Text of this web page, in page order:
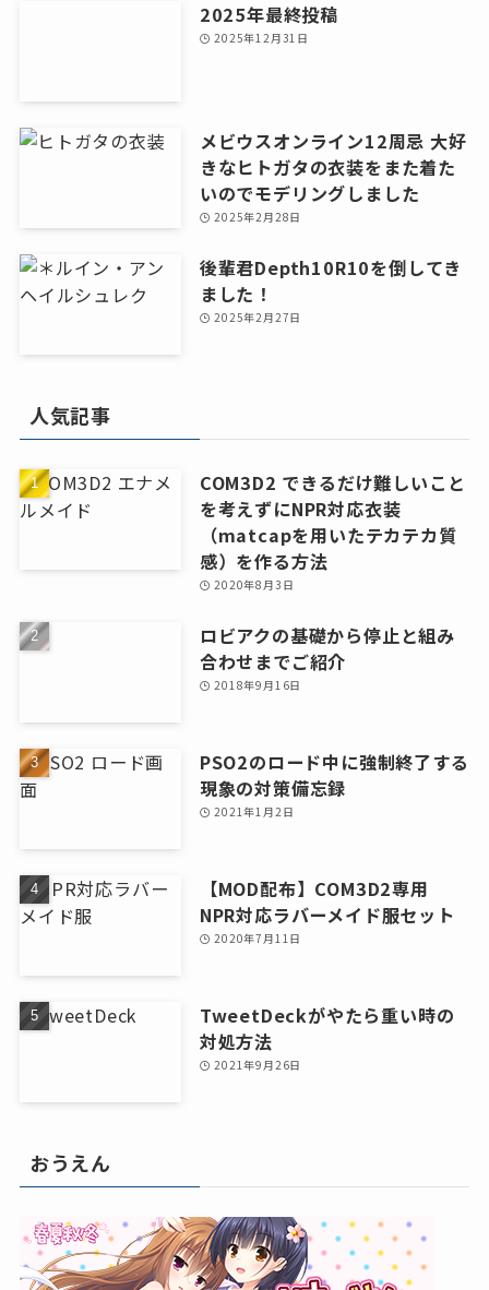
2025年最終投稿
2025年12月31日
メビウスオンライン12周忌 大好
きなヒトガタの衣装をまた着た
いのでモデリングしました
2025年2月28日
後輩君Depth10R10を倒してき
ました！
2025年2月27日
人気記事
COM3D2 できるだけ難しいこと
を考えずにNPR対応衣装
（matcapを用いたテカテカ質
感）を作る方法
2020年8月3日
ロビアクの基礎から停止と組み
合わせまでご紹介
2018年9月16日
PSO2のロード中に強制終了する
現象の対策備忘録
2021年1月2日
【MOD配布】COM3D2専用
NPR対応ラバーメイド服セット
2020年7月11日
TweetDeckがやたら重い時の
対処方法
2021年9月26日
おうえん